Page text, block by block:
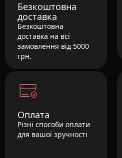
Безкоштовна
доставка
Безкоштовна
доставка на всі
замовлення від 5000
грн.
Оплата
Різні способи оплати
для вашої зручності